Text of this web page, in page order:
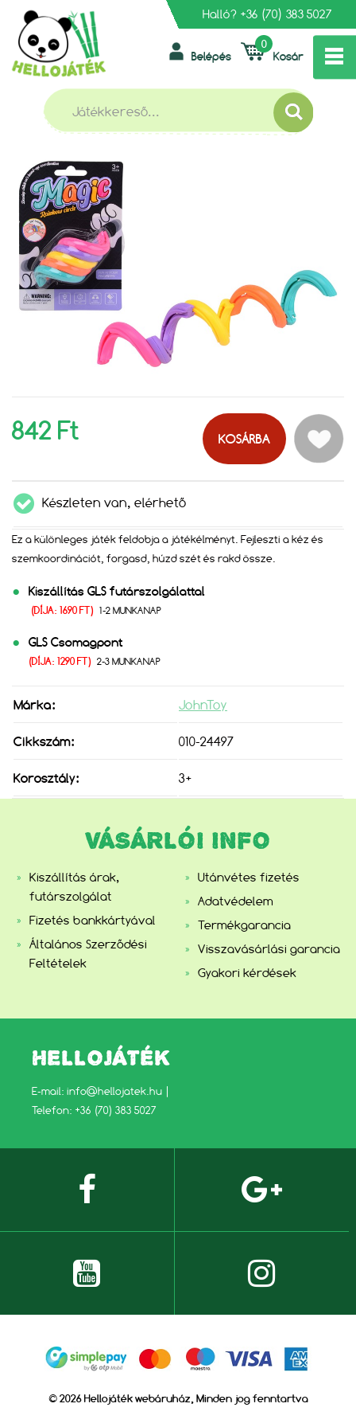
Halló? +36 (70) 383 5027
Kosár
0
Belépés
FŐOLDAL KREATÍV, FEJLESZTŐ, OKTATÓ »
TEKERŐS VARÁZSLATOS SZIVÁRVÁNY
TEKERŐS VARÁZSLATOS SZIVÁRVÁNY
842 Ft KOSÁRBA
Készleten van, elérhető
Ez a különleges játék feldobja a játékélményt. Fejleszti a kéz és
szemkoordinációt, forgasd, húzd szét és rakd össze.
Kiszállítás GLS futárszolgálattal
(DÍJA: 1690 FT) 1-2 MUNKANAP
GLS Csomagpont
(DÍJA: 1290 FT) 2-3 MUNKANAP
Márka: JohnToy
Cikkszám: 010-24497
Korosztály: 3+
VÁSÁRLÓI INFO
Kiszállítás árak,
futárszolgálat
Fizetés bankkártyával
Általános Szerződési
Feltételek
Utánvétes fizetés
Adatvédelem
Termékgarancia
Visszavásárlási garancia
Gyakori kérdések
HELLOJÁTÉK
E-mail: info@hellojatek.hu
Telefon: +36 (70) 383 5027
© 2026 Hellojáték webáruház, Minden jog fenntartva